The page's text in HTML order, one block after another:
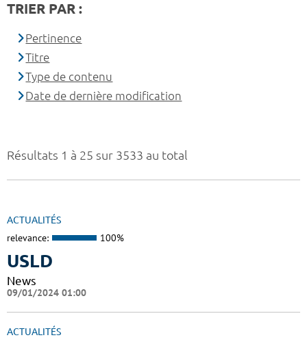
Résultats 1 à 25 sur 3533 au total
ACTUALITÉS
relevance: 100%
USLD
News
09/01/2024 01:00
ACTUALITÉS
TRIER PAR :
Pertinence
Titre
Type de contenu
Date de dernière modification